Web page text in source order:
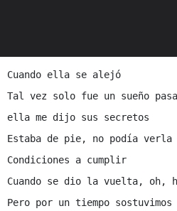
Cuando ella se alejó
Tal vez solo fue un sueño
ella me dijo sus secretos
Estaba de pie, no podía
Condiciones a cumplir
Cuando se dio la vuelta, oh,
Pero por un tiempo